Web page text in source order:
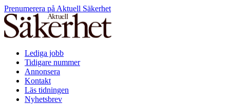
Prenumerera på Aktuell Säkerhet
Lediga jobb
Tidigare nummer
Annonsera
Kontakt
Läs tidningen
Nyhetsbrev